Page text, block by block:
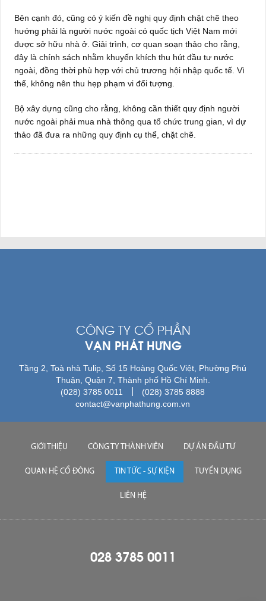
Bên cạnh đó, cũng có ý kiến đề nghị quy định chặt chẽ theo
hướng phải là người nước ngoài có quốc tịch Việt Nam mới
được sở hữu nhà ở. Giải trình, cơ quan soạn thảo cho rằng,
đây là chính sách nhằm khuyến khích thu hút đầu tư nước
ngoài, đồng thời phù hợp với chủ trương hội nhập quốc tế. Vì
thế, không nên thu hẹp phạm vi đối tượng.
Bộ xây dựng cũng cho rằng, không cần thiết quy định người
nước ngoài phải mua nhà thông qua tổ chức trung gian, vì dự
thảo đã đưa ra những quy định cụ thể, chặt chẽ.
CÔNG TY CỔ PHẦN
VẠN PHÁT HƯNG
Tầng 2, Toà nhà Tulip, Số 15 Hoàng Quốc Việt, Phường Phú
Thuận, Quận 7, Thành phố Hồ Chí Minh.
(028) 3785 0011
(028) 3785 8888
contact@vanphathung.com.vn
GIỚI THIỆU CÔNG TY THÀNH VIÊN DỰ ÁN ĐẦU TƯ
QUAN HỆ CỔ ĐÔNG TIN TỨC - SỰ KIỆN TUYỂN DỤNG
LIÊN HỆ
028 3785 0011